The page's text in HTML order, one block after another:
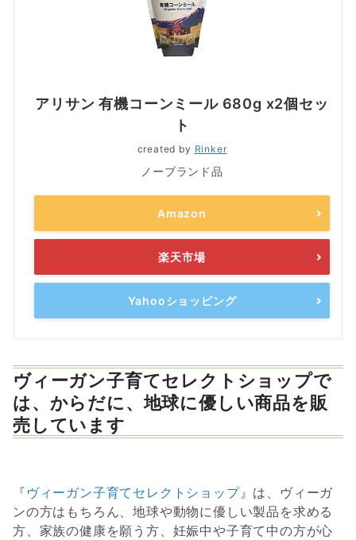
アリサン 有機コーンミール 680g x2個セッ
ト
created by Rinker
ノーブランド品
Amazon
楽天市場
Yahooショッピング
ヴィーガン子育てセレクトショップで
は、からだに、地球に優しい商品を販
売しています
『 ヴィーガン子育てセレクトショップ』は、ヴィーガ
ンの方はもちろん、地球や動物に優しい製品を求める
方、家族の健康を願う方、妊娠中や子育て中の方が心